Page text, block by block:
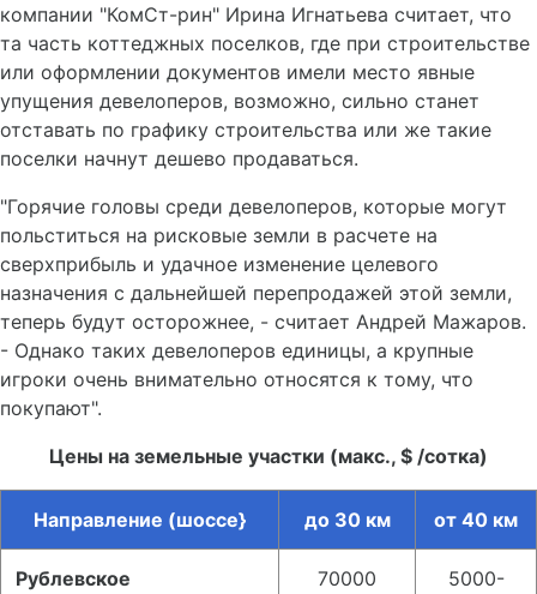
компании "КомСт-рин" Ирина Игнатьева считает, что
та часть коттеджных поселков, где при строительстве
или оформлении документов имели место явные
упущения девелоперов, возможно, сильно станет
отставать по графику строительства или же такие
поселки начнут дешево продаваться.
"Горячие головы среди девелоперов, которые могут
польститься на рисковые земли в расчете на
сверхприбыль и удачное изменение целевого
назначения с дальнейшей перепродажей этой земли,
теперь будут осторожнее, - считает Андрей Мажаров.
- Однако таких девелоперов единицы, а крупные
игроки очень внимательно относятся к тому, что
покупают".
Цены на земельные участки (макс., $ /сотка)
Направление (шоссе} до 30 км от 40 км
Рублевское 70000
5000-